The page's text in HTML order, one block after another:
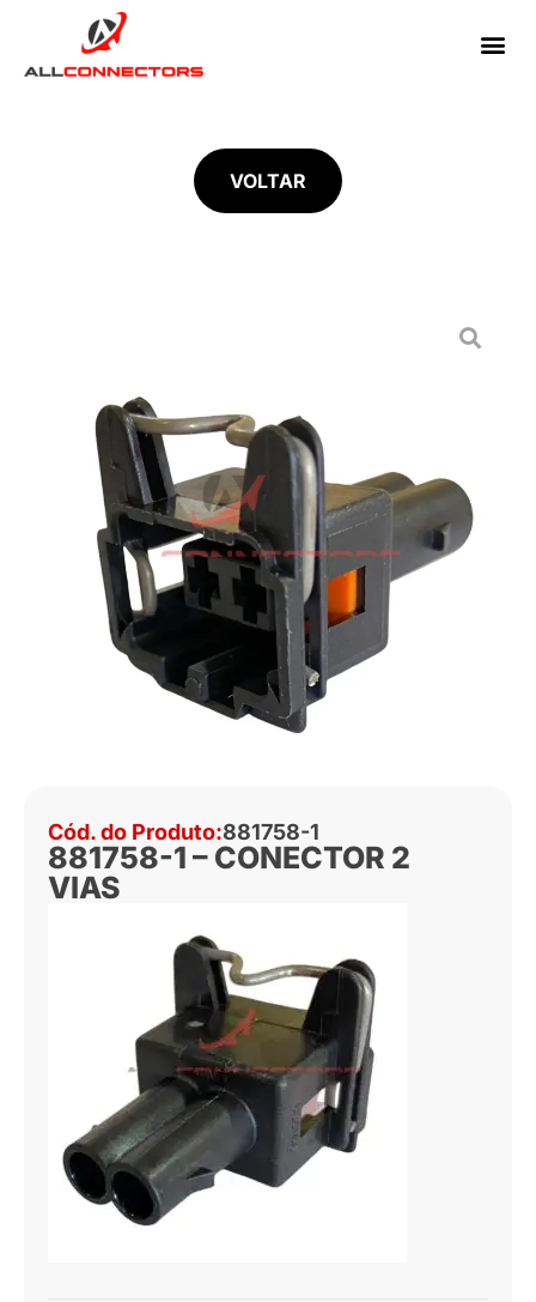
VOLTAR
Cód. do Produto:881758-1
881758-1 – CONECTOR 2
VIAS